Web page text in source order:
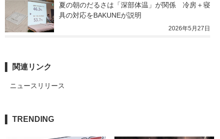
夏の朝のだるさは「深部体温」が関係　冷房＋寝
具の対応をBAKUNEが説明
2026年5月27日
関連リンク
ニュースリリース
TRENDING